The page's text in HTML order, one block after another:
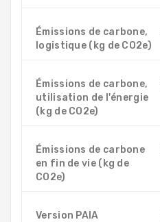
Émissions de carbone,
logistique (kg de CO2e)
Émissions de carbone,
utilisation de l'énergie
(kg de CO2e)
Émissions de carbone
en fin de vie (kg de
CO2e)
Version PAIA